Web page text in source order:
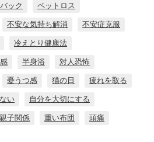
ック ペットロス
不安な気持ち解消 不安症克服
冷えとり健康法
半身浴 対人恐怖
憂うつ感 猫の日 疲れを取る
い 自分を大切にする
親子関係 重い布団 頭痛